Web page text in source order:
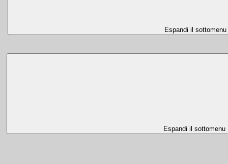
Espandi il sottomenu
Espandi il sottomenu